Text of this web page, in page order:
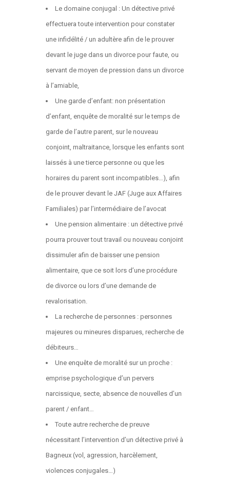
Le domaine conjugal : Un détective privé
effectuera toute intervention pour constater
une infidélité / un adultère afin de le prouver
devant le juge dans un divorce pour faute, ou
servant de moyen de pression dans un divorce
à l’amiable,
Une garde d’enfant: non présentation
d’enfant, enquête de moralité sur le temps de
garde de l’autre parent, sur le nouveau
conjoint, maltraitance, lorsque les enfants sont
laissés à une tierce personne ou que les
horaires du parent sont incompatibles…), afin
de le prouver devant le JAF (Juge aux Affaires
Familiales) par l’intermédiaire de l’avocat
Une pension alimentaire : un détective privé
pourra prouver tout travail ou nouveau conjoint
dissimuler afin de baisser une pension
alimentaire, que ce soit lors d’une procédure
de divorce ou lors d’une demande de
revalorisation.
La recherche de personnes : personnes
majeures ou mineures disparues, recherche de
débiteurs…
Une enquête de moralité sur un proche :
emprise psychologique d’un pervers
narcissique, secte, absence de nouvelles d’un
parent / enfant…
Toute autre recherche de preuve
nécessitant l’intervention d’un détective privé à
Bagneux (vol, agression, harcèlement,
violences conjugales…)